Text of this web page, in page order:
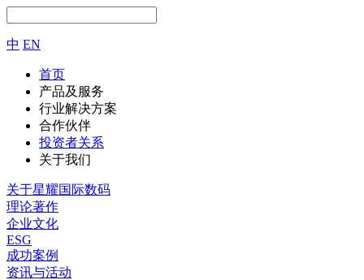
中 EN
首页
产品及服务
行业解决方案
合作伙伴
投资者关系
关于我们
关于星耀国际数码
理论著作
企业文化
ESG
成功案例
资讯与活动